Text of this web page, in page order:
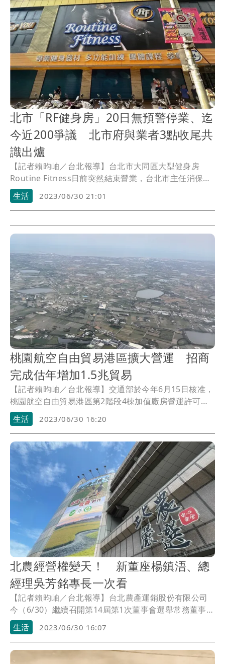
北市「RF健身房」20日無預警停業、迄
今近200爭議 北市府與業者3點收尾共
識出爐
【記者賴昀岫／台北報導】台北市大同區大型健身房
Routine Fitness日前突然結束營業，台北市主任消保官
楊麗萍今（6/30）表示，市府迄今受理消費申訴案123
件，警察局受理詐欺報案38件，勞動局受理勞資爭議案
32件，另稍早相關局處已與業者達成提供會籍資料等供
退款，及會員取回置物櫃中私人物品途徑等3點共識。
生活 2023/06/30 21:01
桃園航空自由貿易港區擴大營運 招商
完成估年增加1.5兆貿易
【記者賴昀岫／台北報導】交通部於今年6月15日核准，
桃園航空自由貿易港區第2階段4棟加值廠房營運許可，
預計7月12日正式啟用，將可提供3.4萬坪營運面積供業
者進駐，全數完成招商後，再增加25家港區事業進駐、
額外帶動5000個就業機會，並增加每年1.5兆元的貿易
額。
生活 2023/06/30 16:20
北農經營權變天！ 新董座楊鎮浯、總
經理吳芳銘專長一次看
【記者賴昀岫／台北報導】台北農產運銷股份有限公司
今（6/30）繼續召開第14屆第1次董事會選舉常務董事，
隨後召開本屆第1次常務董事會，由市府股權代表、前金
門縣長楊鎮浯當選董事長，其具整合與改建所需的溝通
協調能力；為隨後依公司法及公司章程規定，董事會通
過，由具備農政相關專長的吳芳銘擔任總經理。
生活 2023/06/30 16:07